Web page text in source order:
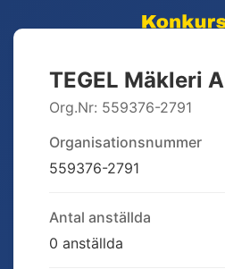
TEGEL Mäkleri
Org.Nr: 559376-2791
Organisationsnummer
559376-2791
Antal anställda
0 anställda